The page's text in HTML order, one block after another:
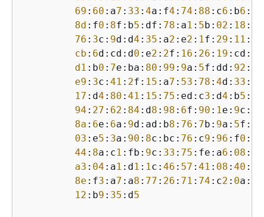
69 : 60 :a7 : 33 : 4a:f4 : 74 : 88 :c6 :b6 :b
8d :f0 : 8f:b5 :df: 78 :a1 : 5b: 02 : 18 :
76 : 3c: 9d:d4 : 35 :a2 :e2 : 1f: 29 : 11 :
cb : 6d:cd:d0 :e2 : 2f: 16 : 26 : 19 :cd:f
d1 :b0 : 7e:ba: 80 : 99 : 9a: 5f:dd: 92 :b
e9 : 3c: 41 : 2f: 15 :a7 : 53 : 78 : 4d: 33 :
17 :d4 : 80 : 41 : 15 : 75 :ed:c3 :d4 :b5 :e
94 : 27 : 62 : 84 :d8 : 98 : 6f: 90 : 1e: 9c:e
8a : 6e: 6a: 9d:ad:b8 : 76 : 7b: 9a: 5f:d
03 :e5 : 3a: 90 : 8c:bc: 76 :c9 : 96 :f0 :
44 : 8a:c1 :fb: 9c: 33 : 75 :fe:a6 : 08 :d
a3 : 04 :a1 :d1 : 1c: 46 : 57 : 41 : 08 : 40 :b
8e :f3 :a7 :a8 : 77 : 26 : 71 : 74 :c2 : 0a:
12 :b9 : 35 :d5